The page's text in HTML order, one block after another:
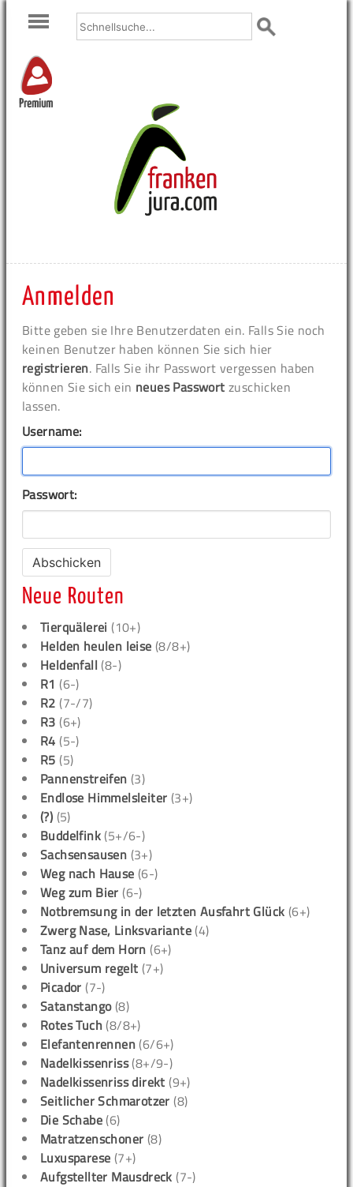
Premium
Anmelden
Bitte geben sie Ihre Benutzerdaten ein. Falls Sie noch
keinen Benutzer haben können Sie sich hier
registrieren. Falls Sie ihr Passwort vergessen haben
können Sie sich ein neues Passwort zuschicken
lassen.
Username:
Passwort:
Neue Routen
Tierquälerei (10+)
Helden heulen leise (8/8+)
Heldenfall (8-)
R1 (6-)
R2 (7-/7)
R3 (6+)
R4 (5-)
R5 (5)
Pannenstreifen (3)
Endlose Himmelsleiter (3+)
(?) (5)
Buddelfink (5+/6-)
Sachsensausen (3+)
Weg nach Hause (6-)
Weg zum Bier (6-)
Notbremsung in der letzten Ausfahrt Glück (6+)
Zwerg Nase, Linksvariante (4)
Tanz auf dem Horn (6+)
Universum regelt (7+)
Picador (7-)
Satanstango(8)
Rotes Tuch (8/8+)
Elefantenrennen (6/6+)
Nadelkissenriss(8+/9-)
Nadelkissenriss direkt (9+)
Seitlicher Schmarotzer (8)
Die Schabe (6)
Matratzenschoner (8)
Luxusparese (7+)
Aufgstellter Mausdreck (7-)